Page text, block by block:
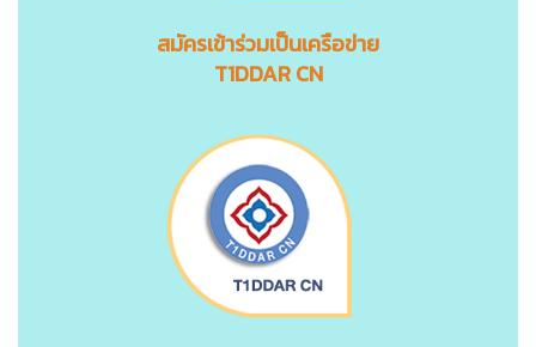
สมัครเข้าร่วมเป็นเครือข่าย
T1DDAR CN